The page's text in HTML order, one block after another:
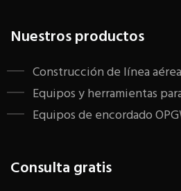
Nuestros productos
Construcción de línea aérea
Equipos y herramientas
Equipos de encordado
Consulta gratis